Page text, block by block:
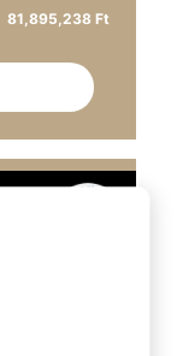
81,895,238 Ft